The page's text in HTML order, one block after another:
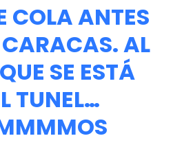
COLA ANTES
CARACAS. AL
SE ESTÁ
TUNEL…